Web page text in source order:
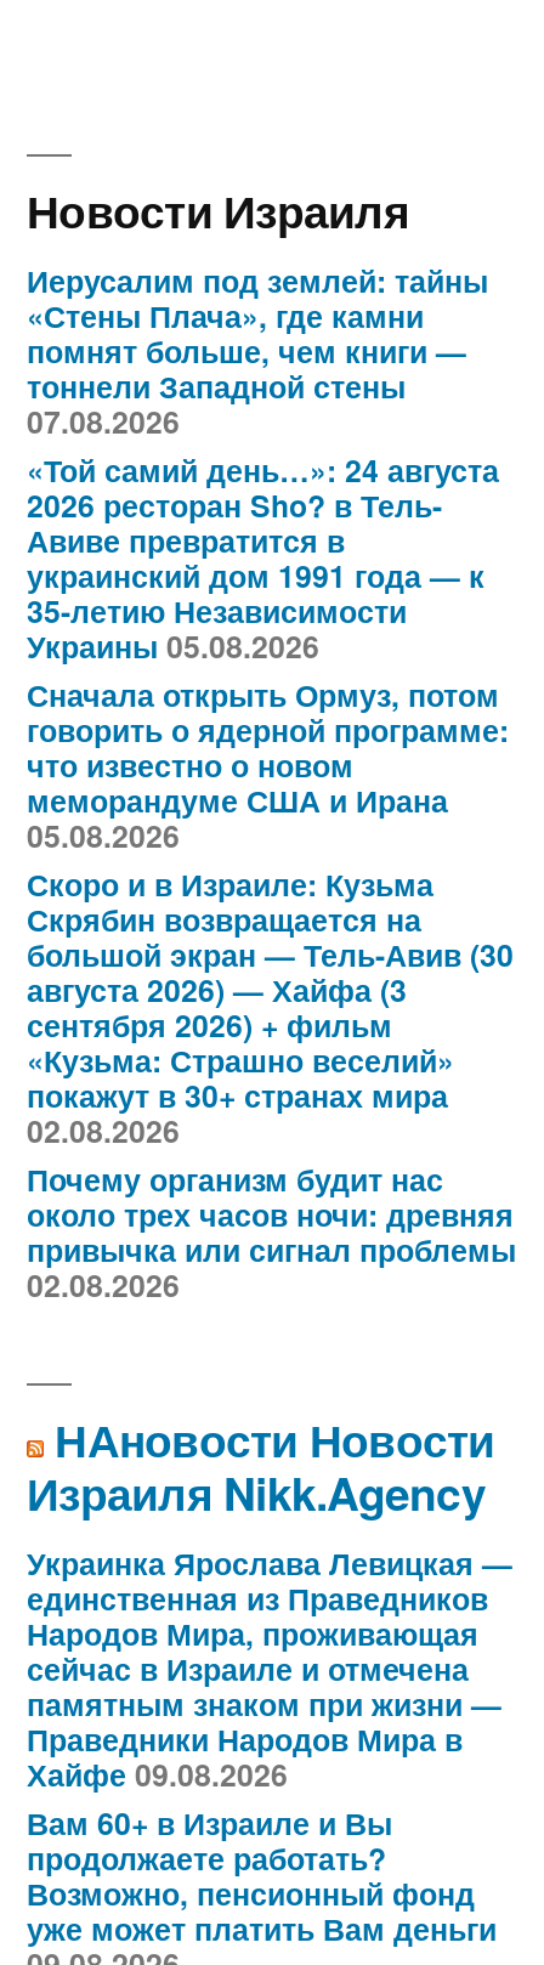
Новости Израиля
Иерусалим под землей: тайны
«Стены Плача», где камни
помнят больше, чем книги —
тоннели Западной стены
07.08.2026
«Той самий день…»: 24 августа
2026 ресторан Sho? в Тель-
Авиве превратится в
украинский дом 1991 года — к
35-летию Независимости
Украины 05.08.2026
Сначала открыть Ормуз, потом
говорить о ядерной программе:
что известно о новом
меморандуме США и Ирана
05.08.2026
Скоро и в Израиле: Кузьма
Скрябин возвращается на
большой экран — Тель-Авив (30
августа 2026) — Хайфа (3
сентября 2026) + фильм
«Кузьма: Страшно веселий»
покажут в 30+ странах мира
02.08.2026
Почему организм будит нас
около трех часов ночи: древняя
привычка или сигнал проблемы
02.08.2026
НАновости Новости
Израиля Nikk.Agency
Украинка Ярослава Левицкая —
единственная из Праведников
Народов Мира, проживающая
сейчас в Израиле и отмечена
памятным знаком при жизни —
Праведники Народов Мира в
Хайфе 09.08.2026
Вам 60+ в Израиле и Вы
продолжаете работать?
Возможно, пенсионный фонд
уже может платить Вам деньги